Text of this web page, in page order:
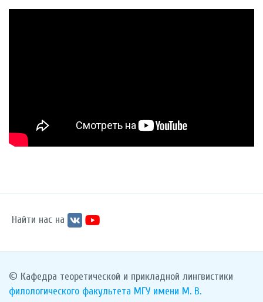
Найти нас на
© Кафедра теоретической и прикладной лингвистики
филологического факультета МГУ имени М. В.